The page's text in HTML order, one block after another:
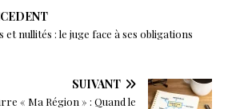
et nullités : le juge face à ses obligations
SUIVANT
« Ma Région » : Quand le